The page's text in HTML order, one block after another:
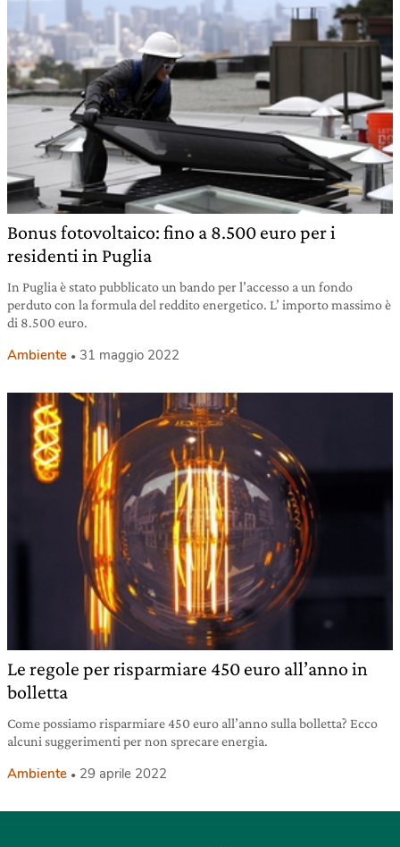
Bonus fotovoltaico: fino a 8.500 euro per i
residenti in Puglia
In Puglia è stato pubblicato un bando per l’accesso a un fondo
perduto con la formula del reddito energetico. L’ importo massimo è
di 8.500 euro.
Ambiente 31 maggio 2022
Le regole per risparmiare 450 euro all’anno in
bolletta
Come possiamo risparmiare 450 euro all’anno sulla bolletta? Ecco
alcuni suggerimenti per non sprecare energia.
Ambiente 29 aprile 2022